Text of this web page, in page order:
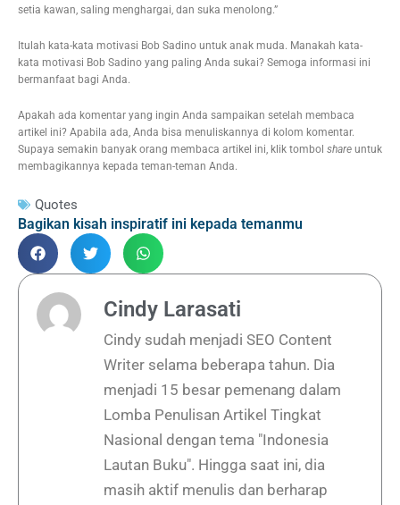
setia kawan, saling menghargai, dan suka menolong.”
Itulah kata-kata motivasi Bob Sadino untuk anak muda. Manakah kata-
kata motivasi Bob Sadino yang paling Anda sukai? Semoga informasi ini
bermanfaat bagi Anda.
Apakah ada komentar yang ingin Anda sampaikan setelah membaca
artikel ini? Apabila ada, Anda bisa menuliskannya di kolom komentar.
Supaya semakin banyak orang membaca artikel ini, klik tombol share untuk
membagikannya kepada teman-teman Anda.
Quotes
Bagikan kisah inspiratif ini kepada temanmu
Cindy Larasati
Cindy sudah menjadi SEO Content
Writer selama beberapa tahun. Dia
menjadi 15 besar pemenang dalam
Lomba Penulisan Artikel Tingkat
Nasional dengan tema "Indonesia
Lautan Buku". Hingga saat ini, dia
masih aktif menulis dan berharap